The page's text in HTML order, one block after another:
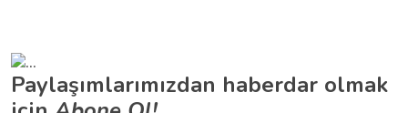
Paylaşımlarımızdan haberdar olmak